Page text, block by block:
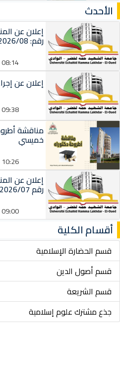
الأحدث
إعلان عن
رقم: 2026/08
08:14
إعلان عن إجراء
09:38
مناقشة
خميسي
10:26
إعلان عن
رقم 2026/07
09:00
أقسام الكلية
قسم الحضارة الإسلامية
قسم أصول الدين
قسم الشريعة
جذع مشترك علوم إسلامية